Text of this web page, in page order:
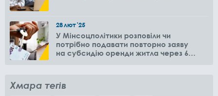
28лют'25
У Мінсоцполітики розповіли чи
потрібно подавати повторно заяву
на субсидію оренди житла через 6
Хмара тегів